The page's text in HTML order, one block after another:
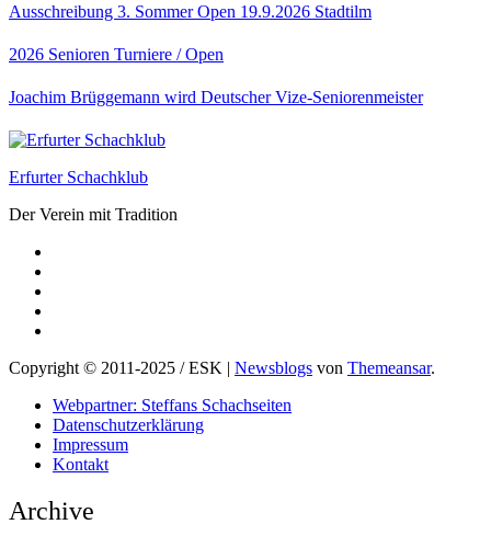
Ausschreibung 3. Sommer Open 19.9.2026 Stadtilm
2026 Senioren Turniere / Open
Joachim Brüggemann wird Deutscher Vize-Seniorenmeister
Erfurter Schachklub
Der Verein mit Tradition
Copyright © 2011-2025 / ESK Newsblogs von Themeansar.
Webpartner: Steffans Schachseiten
Datenschutzerklärung
Impressum
Kontakt
Archive